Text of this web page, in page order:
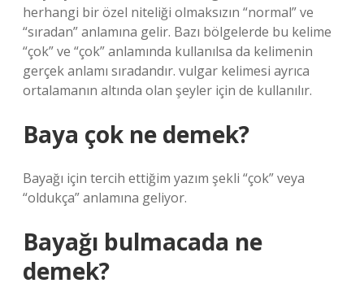
herhangi bir özel niteliği olmaksızın “normal” ve
“sıradan” anlamına gelir. Bazı bölgelerde bu kelime
“çok” ve “çok” anlamında kullanılsa da kelimenin
gerçek anlamı sıradandır. vulgar kelimesi ayrıca
ortalamanın altında olan şeyler için de kullanılır.
Baya çok ne demek?
Bayağı için tercih ettiğim yazım şekli “çok” veya
“oldukça” anlamına geliyor.
Bayağı bulmacada ne
demek?